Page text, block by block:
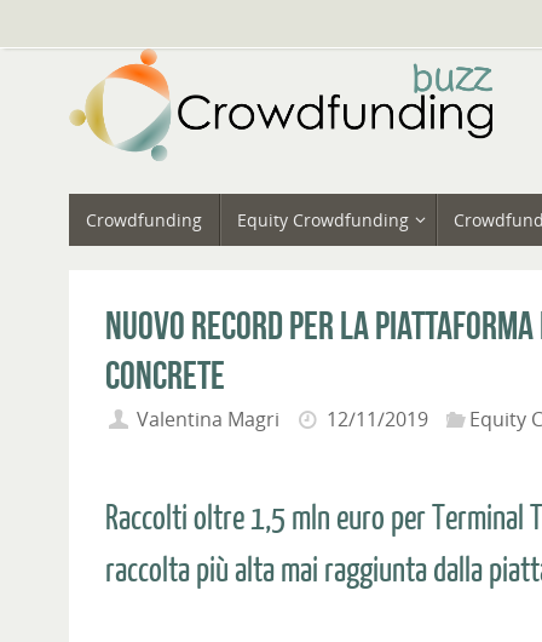
al
contenuto
Crowdfunding Equity Crowdfunding
Nuovo record per la
Concrete
Valentina Magri 12/11/2019 Equity
Raccolti oltre 1,5 mln euro per Terminal
raccolta più alta mai raggiunta dalla